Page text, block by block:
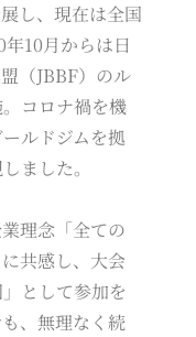
し、現在は全国
10月からは日
（JBBF）のル
コロナ禍を機
ルドジムを拠
ました。
理念「全ての
共感し、大会
として参加を
、無理なく続